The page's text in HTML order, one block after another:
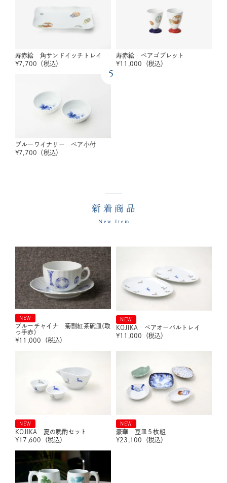
寿赤絵 角サンドイッチトレイ
¥7,700 （税込）
寿赤絵 ペアゴブレット
¥11,000 （税込）
5
ブルーワイナリー ペア小付
¥7,700 （税込）
新着商品
New Item
NEW
ブルーチャイナ 菊割紅茶碗皿(取
っ手赤)
¥11,000 （税込）
NEW
KOJIKA ペアオーバルトレイ
¥11,000 （税込）
NEW
KOJIKA 夏の晩酌セット
¥17,600 （税込）
NEW
豪華 豆皿５枚組
¥23,100 （税込）